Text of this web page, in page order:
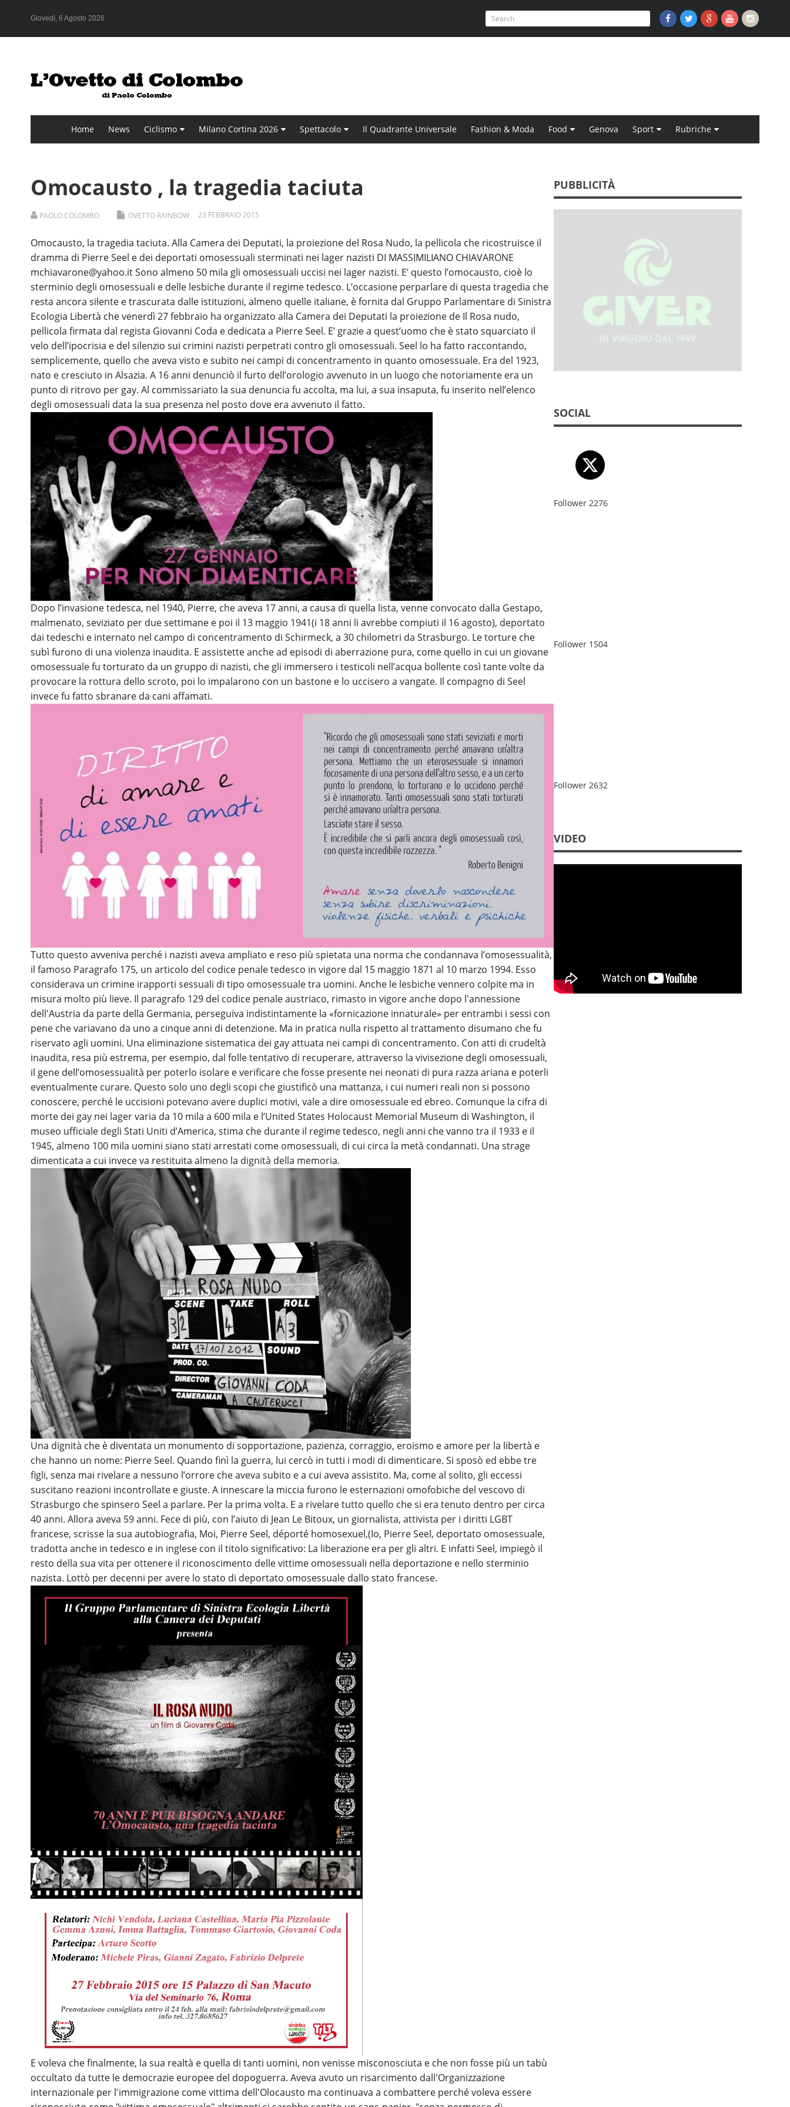
Giovedì, 6 Agosto 2026
Home News Ciclismo Milano Cortina 2026 Spettacolo Il Quadrante Universale Fashion & Moda Food Genova Sport Rubriche
Omocausto , la tragedia taciuta
PAOLO COLOMBO OVETTO RAINBOW 23 FEBBRAIO2015
Omocausto, la tragedia taciuta. Alla Camera dei Deputati, la proiezione del Rosa Nudo, la pellicola che ricostruisce il
dramma di Pierre Seel e dei deportati omosessuali sterminati nei lager nazisti DI MASSIMILIANO CHIAVARONE
mchiavarone@yahoo.it Sono almeno 50 mila gli omosessuali uccisi nei lager nazisti. E’ questo l’omocausto, cioè lo
sterminio degli omosessuali e delle lesbiche durante il regime tedesco. L’occasione perparlare di questa tragedia che
resta ancora silente e trascurata dalle istituzioni, almeno quelle italiane, è fornita dal Gruppo Parlamentare di Sinistra
Ecologia Libertà che venerdì 27 febbraio ha organizzato alla Camera dei Deputati la proiezione de Il Rosa nudo,
pellicola firmata dal regista Giovanni Coda e dedicata a Pierre Seel. E’ grazie a quest’uomo che è stato squarciato il
velo dell’ipocrisia e del silenzio sui crimini nazisti perpetrati contro gli omosessuali. Seel lo ha fatto raccontando,
semplicemente, quello che aveva visto e subito nei campi di concentramento in quanto omosessuale. Era del 1923,
nato e cresciuto in Alsazia. A 16 anni denunciò il furto dell’orologio avvenuto in un luogo che notoriamente era un
punto di ritrovo per gay. Al commissariato la sua denuncia fu accolta, ma lui, a sua insaputa, fu inserito nell’elenco
degli omosessuali data la sua presenza nel posto dove era avvenuto il fatto.
Dopo l’invasione tedesca, nel 1940, Pierre, che aveva 17 anni, a causa di quella lista, venne convocato dalla Gestapo,
malmenato, seviziato per due settimane e poi il 13 maggio 1941(i 18 anni li avrebbe compiuti il 16 agosto), deportato
dai tedeschi e internato nel campo di concentramento di Schirmeck, a 30 chilometri da Strasburgo. Le torture che
subì furono di una violenza inaudita. E assistette anche ad episodi di aberrazione pura, come quello in cui un giovane
omosessuale fu torturato da un gruppo di nazisti, che gli immersero i testicoli nell’acqua bollente così tante volte da
provocare la rottura dello scroto, poi lo impalarono con un bastone e lo uccisero a vangate. Il compagno di Seel
invece fu fatto sbranare da cani affamati.
Tutto questo avveniva perché i nazisti aveva ampliato e reso più spietata una norma che condannava l’omosessualità,
il famoso Paragrafo 175, un articolo del codice penale tedesco in vigore dal 15 maggio 1871 al 10 marzo 1994. Esso
considerava un crimine irapporti sessuali di tipo omosessuale tra uomini. Anche le lesbiche vennero colpite ma in
misura molto più lieve. Il paragrafo 129 del codice penale austriaco, rimasto in vigore anche dopo l'annessione
dell'Austria da parte della Germania, perseguiva indistintamente la «fornicazione innaturale» per entrambi i sessi con
pene che variavano da uno a cinque anni di detenzione. Ma in pratica nulla rispetto al trattamento disumano che fu
riservato agli uomini. Una eliminazione sistematica dei gay attuata nei campi di concentramento. Con atti di crudeltà
inaudita, resa più estrema, per esempio, dal folle tentativo di recuperare, attraverso la vivisezione degli omosessuali,
il gene dell’omosessualità per poterlo isolare e verificare che fosse presente nei neonati di pura razza ariana e poterli
eventualmente curare. Questo solo uno degli scopi che giustificò una mattanza, i cui numeri reali non si possono
conoscere, perché le uccisioni potevano avere duplici motivi, vale a dire omosessuale ed ebreo. Comunque la cifra di
morte dei gay nei lager varia da 10 mila a 600 mila e l’United States Holocaust Memorial Museum di Washington, il
museo ufficiale degli Stati Uniti d’America, stima che durante il regime tedesco, negli anni che vanno tra il 1933 e il
1945, almeno 100 mila uomini siano stati arrestati come omosessuali, di cui circa la metà condannati. Una strage
dimenticata a cui invece va restituita almeno la dignità della memoria.
Una dignità che è diventata un monumento di sopportazione, pazienza, corraggio, eroismo e amore per la libertà e
che hanno un nome: Pierre Seel. Quando finì la guerra, lui cercò in tutti i modi di dimenticare. Si sposò ed ebbe tre
figli, senza mai rivelare a nessuno l’orrore che aveva subito e a cui aveva assistito. Ma, come al solito, gli eccessi
suscitano reazioni incontrollate e giuste. A innescare la miccia furono le esternazioni omofobiche del vescovo di
Strasburgo che spinsero Seel a parlare. Per la prima volta. E a rivelare tutto quello che si era tenuto dentro per circa
40 anni. Allora aveva 59 anni. Fece di più, con l’aiuto di Jean Le Bitoux, un giornalista, attivista per i diritti LGBT
francese, scrisse la sua autobiografia, Moi, Pierre Seel, déporté homosexuel,(Io, Pierre Seel, deportato omosessuale,
tradotta anche in tedesco e in inglese con il titolo significativo: La liberazione era per gli altri. E infatti Seel, impiegò il
resto della sua vita per ottenere il riconoscimento delle vittime omosessuali nella deportazione e nello sterminio
nazista. Lottò per decenni per avere lo stato di deportato omosessuale dallo stato francese.
E voleva che finalmente, la sua realtà e quella di tanti uomini, non venisse misconosciuta e che non fosse più un tabù
occultato da tutte le democrazie europee del dopoguerra. Aveva avuto un risarcimento dall'Organizzazione
internazionale per l'immigrazione come vittima dell'Olocausto ma continuava a combattere perché voleva essere
PUBBLICITÀ
VIDEO